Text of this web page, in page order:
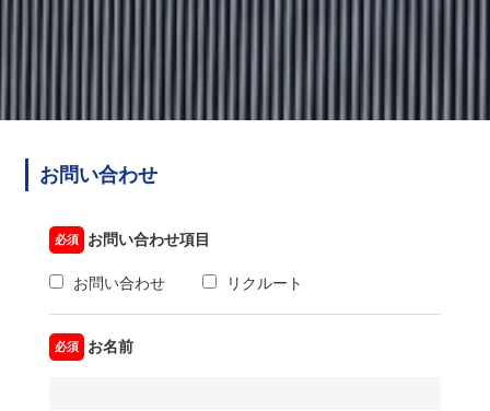
お問い合わせ
お問い合わせ項目
お問い合わせ リクルート
お名前